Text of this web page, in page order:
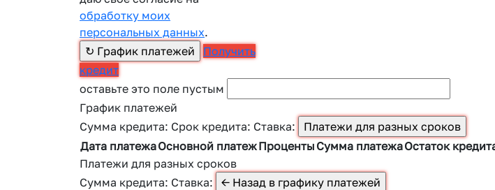
обработку моих
персональных данных.
Получить
кредит
оставьте это поле пустым
График платежей
Сумма кредита: Срок кредита: Ставка:
Дата платежаОсновной платежПроценты Сумма платежаОстаток
Платежи для разных сроков
Сумма кредита: Ставка: